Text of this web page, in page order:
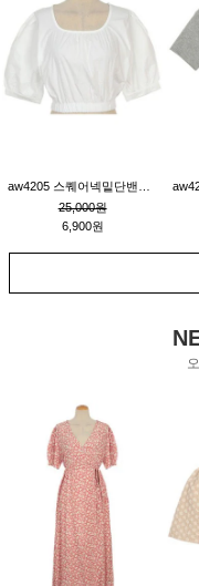
25,000원
6,900원